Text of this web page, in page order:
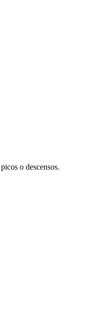
o descensos.